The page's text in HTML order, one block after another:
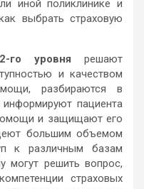
иной поликлинике и
выбрать страховую
го уровня решают
и качеством
разбираются в
пациента
и защищают его
большим объемом
к различным базам
могут решить вопрос,
страховых